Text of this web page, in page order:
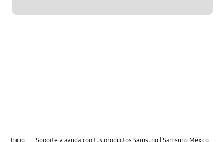
Inicio Soporte y ayuda con tus productos Samsung | Samsung México